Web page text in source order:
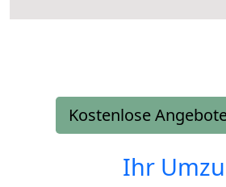
Kostenlose
Ihr